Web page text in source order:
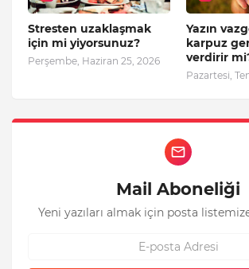
Stresten uzaklaşmak
için mi yiyorsunuz?
Perşembe, Haziran 25, 2026
Yazın
karpuz
verdirir
Pazartesi,
Mail Aboneliği
Yeni yazıları almak için posta